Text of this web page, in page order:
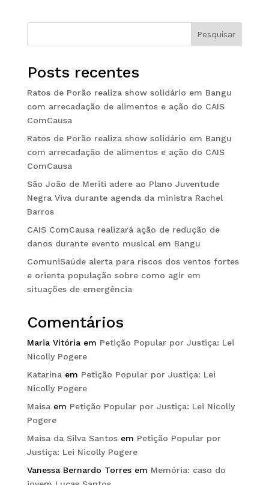
Pesquisar
Posts recentes
Ratos de Porão realiza show solidário em Bangu
com arrecadação de alimentos e ação do CAIS
ComCausa
Ratos de Porão realiza show solidário em Bangu
com arrecadação de alimentos e ação do CAIS
ComCausa
São João de Meriti adere ao Plano Juventude
Negra Viva durante agenda da ministra Rachel
Barros
CAIS ComCausa realizará ação de redução de
danos durante evento musical em Bangu
ComuniSaúde alerta para riscos dos ventos fortes
e orienta população sobre como agir em
situações de emergência
Comentários
Maria Vitóriaem Petição Popular por Justiça: Lei
Nicolly Pogere
Katarinaem Petição Popular por Justiça: Lei
Nicolly Pogere
Maisaem Petição Popular por Justiça: Lei Nicolly
Pogere
Maisa da Silva Santosem Petição Popular por
Justiça: Lei Nicolly Pogere
Vanessa Bernardo Torresem Memória: caso do